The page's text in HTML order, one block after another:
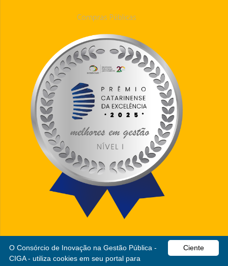
Compras Públicas
Ciente
O Consórcio de Inovação na Gestão Pública -
CIGA - utiliza cookies em seu portal para